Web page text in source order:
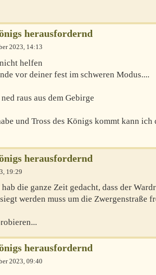
herausfordernd
2023, 14:13
helfen
vor deiner fest im schweren Modus....
raus aus dem Gebirge
und Tross des Königs kommt kann
herausfordernd
19:29
die ganze Zeit gedacht, dass der
werden muss um die Zwergenstraße
herausfordernd
2023, 09:40